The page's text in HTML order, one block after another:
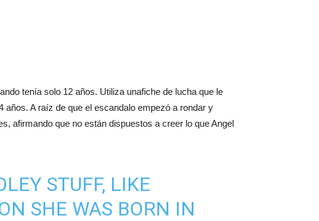
tenía solo 12 años. Utiliza unafiche de lucha que le
A raíz de que el escandalo empezó a rondar y
afirmando que no están dispuestos a creer lo que Angel
STUFF, LIKE
SHE WAS BORN IN